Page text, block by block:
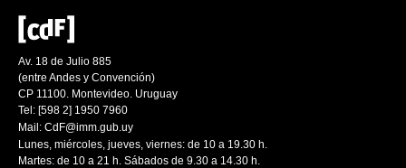
Av. 18 de Julio 885
(entre Andes y Convención)
CP 11100. Montevideo. Uruguay
Tel: [598 2] 1950 7960
Mail: CdF@imm.gub.uy
Lunes, miércoles, jueves, viernes: de 10 a 19.30 h.
Martes: de 10 a 21 h. Sábados de 9.30 a 14.30 h.